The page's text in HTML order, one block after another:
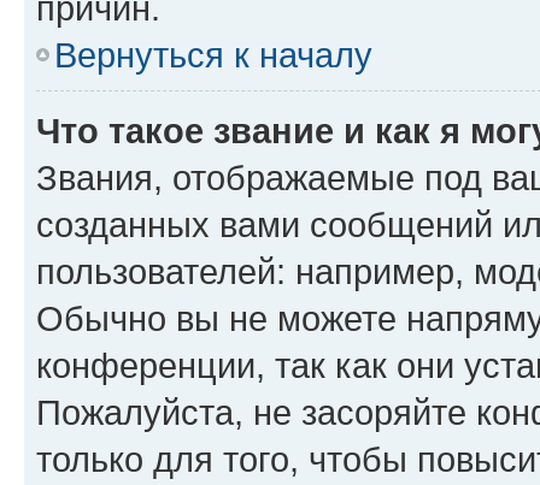
Вернуться к началу
Что такое звание и как я
Звания, отображаемые под
созданных вами сообщений
пользователей: например,
Обычно вы не можете
конференции, так как они
Пожалуйста, не засоряйте
только для того, чтобы